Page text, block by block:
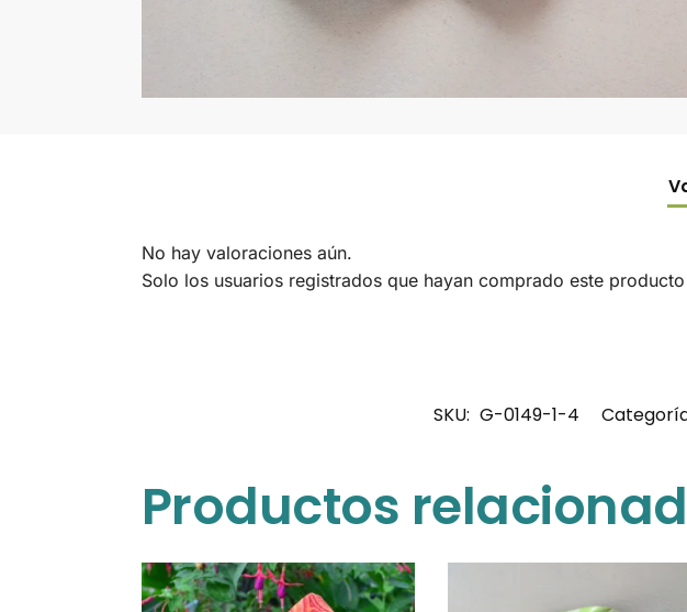
No hay valoraciones aún.
Solo los usuarios registrados que hayan comprado este
SKU: G-0149-1-4
Productos